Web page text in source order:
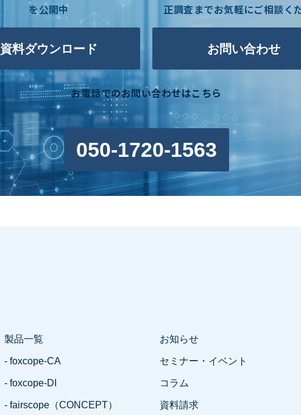
を公開中
資料ダウンロード
正調査までお気軽にご相談く
お問い合わせ
お電話でのお問い合わせはこちら
050-1720-1563
製品一覧
- foxcope-CA
- foxcope-DI
- fairscope（CONCEPT）
お知らせ
セミナー・イベント
コラム
資料請求